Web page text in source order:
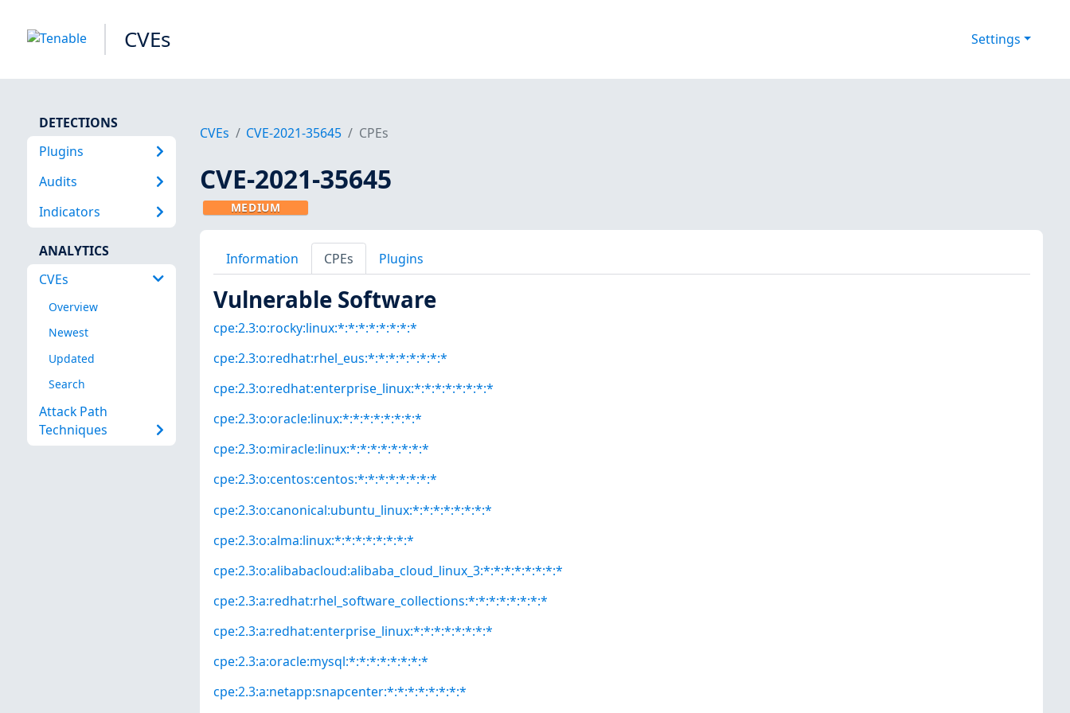
CVEs Settings
DETECTIONS
Plugins
Audits
Indicators
ANALYTICS
CVEs
Overview
Newest
Updated
Search
Attack Path
Techniques
CVEs CVE-2021-35645 CPEs
CVE-2021-35645
MEDIUM
Information CPEs Plugins
Vulnerable Software
cpe:2.3:o:rocky:linux:*:*:*:*:*:*:*:*
cpe:2.3:o:redhat:rhel_eus:*:*:*:*:*:*:*:*
cpe:2.3:o:redhat:enterprise_linux:*:*:*:*:*:*:*:*
cpe:2.3:o:oracle:linux:*:*:*:*:*:*:*:*
cpe:2.3:o:miracle:linux:*:*:*:*:*:*:*:*
cpe:2.3:o:centos:centos:*:*:*:*:*:*:*:*
cpe:2.3:o:canonical:ubuntu_linux:*:*:*:*:*:*:*:*
cpe:2.3:o:alma:linux:*:*:*:*:*:*:*:*
cpe:2.3:o:alibabacloud:alibaba_cloud_linux_3:*:*:*:*:*:*:*:*
cpe:2.3:a:redhat:rhel_software_collections:*:*:*:*:*:*:*:*
cpe:2.3:a:redhat:enterprise_linux:*:*:*:*:*:*:*:*
cpe:2.3:a:oracle:mysql:*:*:*:*:*:*:*:*
cpe:2.3:a:netapp:snapcenter:*:*:*:*:*:*:*:*